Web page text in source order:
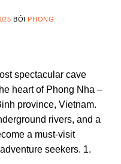
BỞI PHONG
spectacular cave
heart of Phong Nha –
province, Vietnam.
rivers, and a
a must-visit
seekers. 1.